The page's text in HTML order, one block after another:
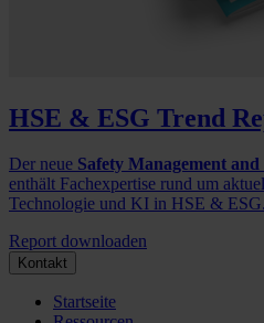
HSE & ESG Trend
Der neue Safety Management
enthält Fachexpertise rund um
Technologie und KI in HSE & ESG.
Report downloaden
Kontakt
Startseite